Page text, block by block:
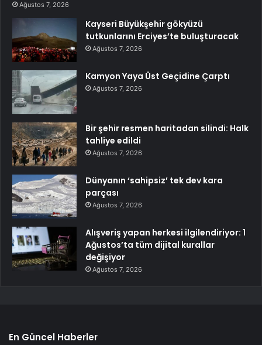
Ağustos 7, 2026
Kayseri Büyükşehir gökyüzü
tutkunlarını Erciyes’te buluşturacak
Ağustos 7, 2026
Kamyon Yaya Üst Geçidine Çarptı
Ağustos 7, 2026
Bir şehir resmen haritadan silindi: Halk
tahliye edildi
Ağustos 7, 2026
Dünyanın ‘sahipsiz’ tek dev kara
parçası
Ağustos 7, 2026
Alışveriş yapan herkesi ilgilendiriyor: 1
Ağustos’ta tüm dijital kurallar
değişiyor
Ağustos 7, 2026
En Güncel Haberler